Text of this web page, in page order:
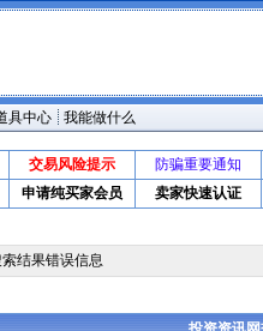
具中心 我能做什么
交易风险提示
防骗重要通知
申请纯买家会员 卖家快速认证
结果错误信息